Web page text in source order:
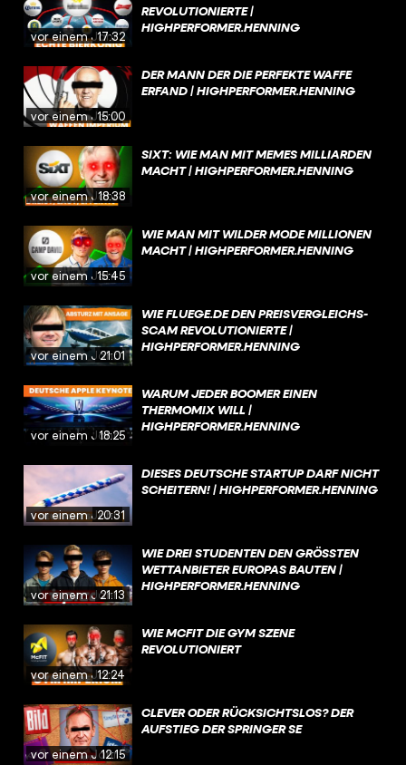
vor einem Jahr
17:32
REVOLUTIONIERTE |
HIGHPERFORMER.HENNING
vor einem Jahr
15:00
DER MANN DER DIE PERFEKTE WAFFE
ERFAND | HIGHPERFORMER.HENNING
vor einem Jahr
18:38
SIXT: WIE MAN MIT MEMES MILLIARDEN
MACHT | HIGHPERFORMER.HENNING
vor einem Jahr
15:45
WIE MAN MIT WILDER MODE MILLIONEN
MACHT | HIGHPERFORMER.HENNING
vor einem Jahr
21:01
WIE FLUEGE.DE DEN PREISVERGLEICHS-
SCAM REVOLUTIONIERTE |
HIGHPERFORMER.HENNING
vor einem Jahr
18:25
WARUM JEDER BOOMER EINEN
THERMOMIX WILL |
HIGHPERFORMER.HENNING
vor einem Jahr
20:31
DIESES DEUTSCHE STARTUP DARF NICHT
SCHEITERN! | HIGHPERFORMER.HENNING
vor einem Jahr
21:13
WIE DREI STUDENTEN DEN GRÖSSTEN W
ETTANBIETER EUROPAS BAUTEN | H
IGHPERFORMER.HENNING
vor einem Jahr
12:24
WIE MCFIT DIE GYM SZENE
REVOLUTIONIERT
vor einem Jahr
12:15
CLEVER ODER RÜCKSICHTSLOS? DER
AUFSTIEG DER SPRINGER SE